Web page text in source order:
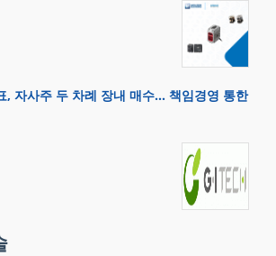
, 자사주 두 차례 장내 매수… 책임경영 통한